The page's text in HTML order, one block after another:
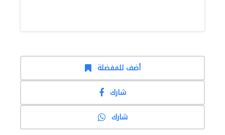
أضف للمفضلة
شارك
شارك